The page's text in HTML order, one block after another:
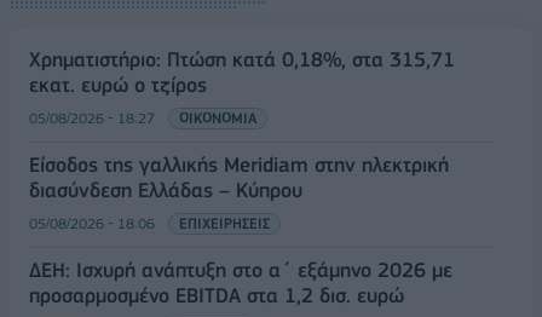
Χρηματιστήριο: Πτώση κατά 0,18%, στα 315,71
εκατ. ευρώ ο τζίρος
05/08/2026 - 18:27 ΟΙΚΟΝΟΜΙΑ
Είσοδος της γαλλικής Meridiam στην ηλεκτρική
διασύνδεση Ελλάδας – Κύπρου
05/08/2026 - 18:06 ΕΠΙΧΕΙΡΗΣΕΙΣ
ΔΕΗ: Ισχυρή ανάπτυξη στο α΄ εξάμηνο 2026 με
προσαρμοσμένο EBITDA στα 1,2 δισ. ευρώ